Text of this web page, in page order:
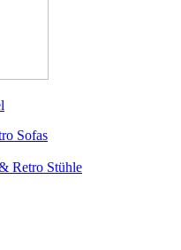
Sofas
Retro Stühle